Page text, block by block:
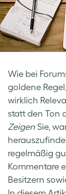
Wie bei
goldene
wirklich
statt den Ton
Zeigen Sie,
regelmäßig
Kommentare
Besitzern